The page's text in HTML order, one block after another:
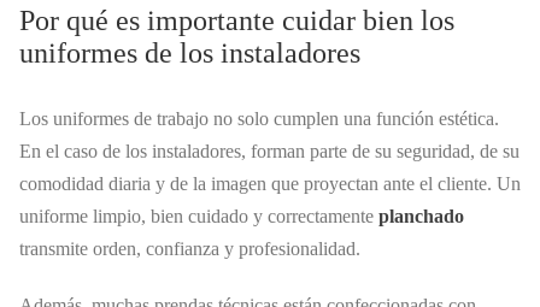
Por qué es importante cuidar bien los
uniformes de los instaladores
Los uniformes de trabajo no solo cumplen una función estética.
En el caso de los instaladores, forman parte de su seguridad, de su
comodidad diaria y de la imagen que proyectan ante el cliente. Un
uniforme limpio, bien cuidado y correctamente planchado
transmite orden, confianza y profesionalidad.